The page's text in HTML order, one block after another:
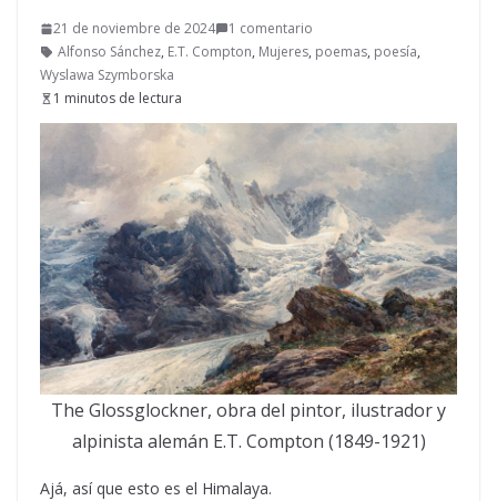
21 de noviembre de 2024
1 comentario
Alfonso Sánchez, E.T. Compton, Mujeres, poemas, poesía,
Wyslawa Szymborska
1 minutos de lectura
The Glossglockner, obra del pintor, ilustrador y
alpinista alemán E.T. Compton (1849-1921)
Ajá, así que esto es el Himalaya.